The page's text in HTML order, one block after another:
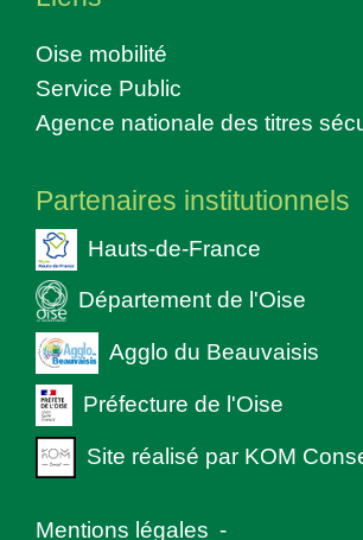
Oise mobilité
Service Public
Agence nationale des titres
Partenaires institutionnels
Hauts-de-France
Département de l'Oise
Agglo du Beauvaisis
Préfecture de l'Oise
Site réalisé par KOM
Mentions légales -